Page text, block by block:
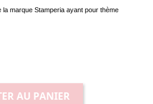
marque Stamperia ayant pour thème
AU PANIER